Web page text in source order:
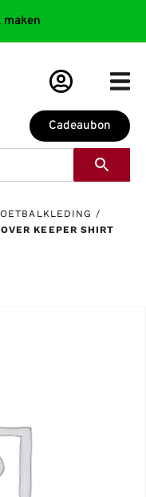
maken
Cadeaubon
/
KEEPER SHIRT